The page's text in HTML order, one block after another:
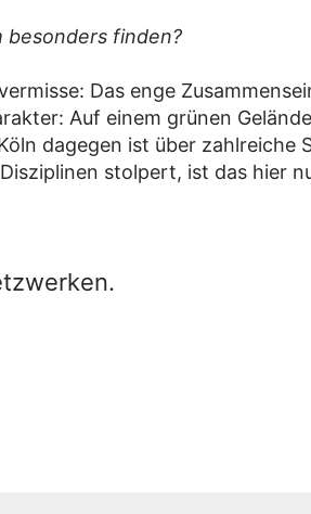
besonders finden?
Das enge
Auf einem grünen
dagegen ist über zahlreiche
stolpert, ist das hier